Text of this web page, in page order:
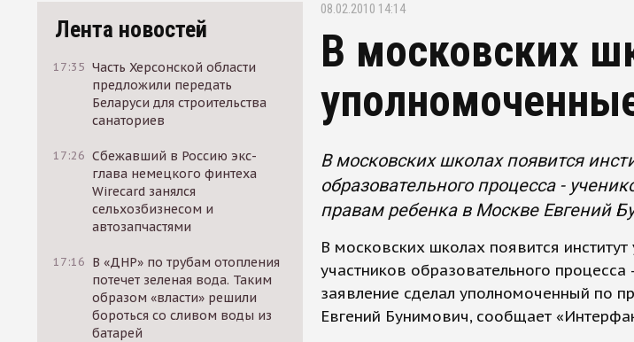
Лента новостей
17:35 Часть Херсонской области
предложили передать
Беларуси для строительства
санаториев
17:26 Сбежавший в Россию экс-
глава немецкого финтеха
Wirecard занялся
сельхозбизнесом и
автозапчастями
17:16 В «ДНР» по трубам отопления
потечет зеленая вода. Таким
образом «власти» решили
бороться со сливом воды из
батарей
08.02.2010 14:14
В московских
В московских школах появится
образовательного процесса -
правам ребенка в Москве Евгений
В московских школах появится
участников образовательного процесса
заявление сделал уполномоченный по
Евгений Бунимович, сообщает